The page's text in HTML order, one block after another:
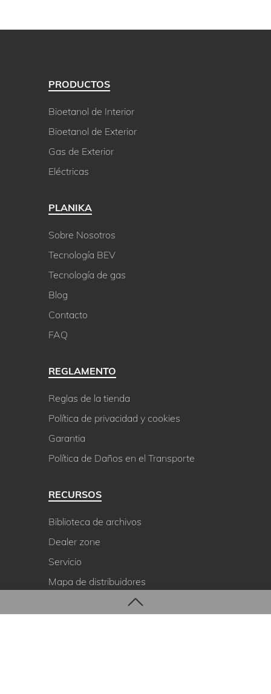
PRODUCTOS
Bioetanol de Interior
Bioetanol de Exterior
Gas de Exterior
Eléctricas
PLANIKA
Sobre Nosotros
Tecnología BEV
Tecnología de gas
Blog
Contacto
FAQ
REGLAMENTO
Reglas de la tienda
Política de privacidad y cookies
Garantia
Política de Daños en el Transporte
RECURSOS
Biblioteca de archivos
Dealer zone
Servicio
Mapa de distribuidores
CONTACT